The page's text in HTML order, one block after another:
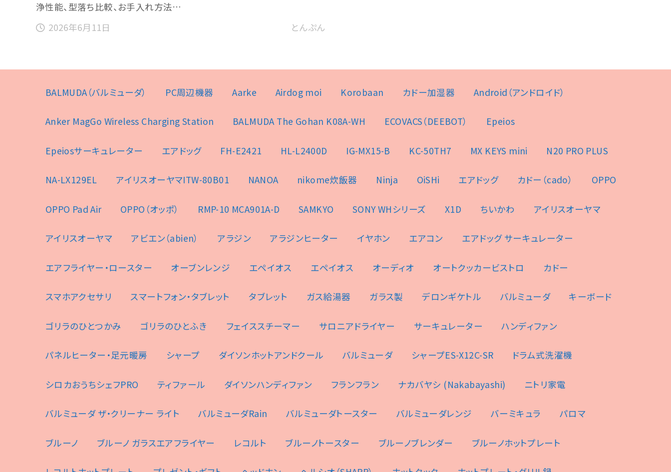
浄性能、型落ち比較、お手入れ方法…
2026年6月11日
とんぷん
BALMUDA（バルミューダ） PC周辺機器 Aarke Airdog moi Korobaan カドー加湿器 Android（アンドロイド）
Anker MagGo Wireless Charging Station BALMUDA The Gohan K08A-WH ECOVACS（DEEBOT） Epeios
Epeiosサーキュレーター エアドッグ FH-E2421 HL-L2400D IG-MX15-B KC-50TH7 MX KEYS mini N20 PRO PLUS
NA-LX129EL アイリスオーヤマITW-80B01 NANOA nikome炊飯器 Ninja OiSHi エアドッグ カドー（cado） OPPO
OPPO Pad Air OPPO（オッポ） RMP-10 MCA901A-D SAMKYO SONY WHシリーズ X1D ちいかわ アイリスオーヤマ
アイリスオーヤマ アビエン（abien） アラジン アラジンヒーター イヤホン エアコン エアドッグ サーキュレーター
エアフライヤー・ロースター オーブンレンジ エペイオス エペイオス オーディオ オートクッカービストロ カドー
スマホアクセサリ スマートフォン・タブレット タブレット ガス給湯器 ガラス製 デロンギケトル バルミューダ キーボード
ゴリラのひとつかみ ゴリラのひとふき フェイススチーマー サロニアドライヤー サーキュレーター ハンディファン
パネルヒーター・足元暖房 シャープ ダイソンホットアンドクール バルミューダ シャープES-X12C-SR ドラム式洗濯機
シロカおうちシェフPRO ティファール ダイソンハンディファン フランフラン ナカバヤシ (Nakabayashi) ニトリ家電
バルミューダ ザ・クリーナー ライト バルミューダRain バルミューダトースター バルミューダレンジ バーミキュラ パロマ
ブルーノ ブルーノ ガラスエアフライヤー レコルト ブルーノトースター ブルーノブレンダー ブルーノホットプレート